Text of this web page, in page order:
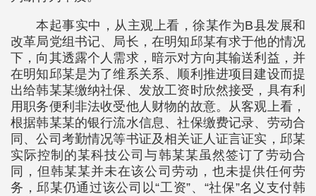
本起事实中，从主观上看，徐某作为B县发展和
改革局党组书记、局长，在明知邱某有求于他的情况
下，向其透露个人需求，暗示对方向其输送利益，并
在明知邱某是为了维系关系、顺利推进项目建设而提
出给韩某某缴纳社保、发放工资时欣然接受，具有利
用职务便利非法收受他人财物的故意。从客观上看，
根据韩某某的银行流水信息、社保缴费记录、劳动合
同、公司考勤情况等书证及相关证人证言证实，邱某
实际控制的某科技公司与韩某某虽然签订了劳动合
同，但韩某某并未在该公司劳动，也未提供任何劳
务，邱某仍通过该公司以“工资”、“社保”名义支付韩